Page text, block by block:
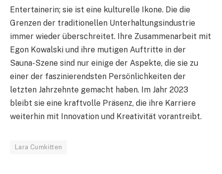
Entertainerin; sie ist eine kulturelle Ikone. Die die
Grenzen der traditionellen Unterhaltungsindustrie
immer wieder überschreitet. Ihre Zusammenarbeit mit
Egon Kowalski und ihre mutigen Auftritte in der
Sauna-Szene sind nur einige der Aspekte, die sie zu
einer der faszinierendsten Persönlichkeiten der
letzten Jahrzehnte gemacht haben. Im Jahr 2023
bleibt sie eine kraftvolle Präsenz, die ihre Karriere
weiterhin mit Innovation und Kreativität vorantreibt.
Lara Cumkitten